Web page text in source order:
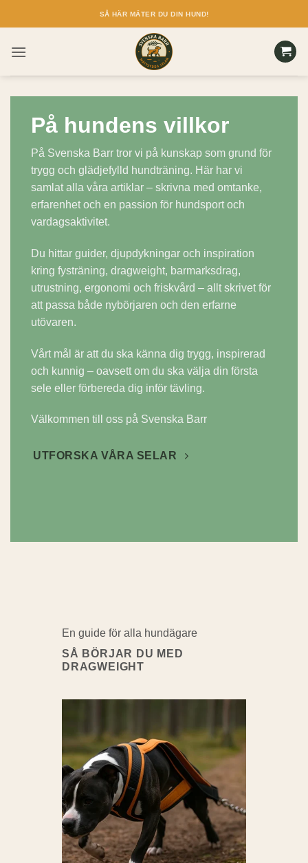
to
SÅ HÄR MÄTER DU DIN HUND!
På hundens villkor
På Svenska Barr tror vi på kunskap som grund för
trygg och glädjefylld hundträning. Här har vi
samlat alla våra artiklar – skrivna med omtanke,
erfarenhet och en passion för hundsport och
vardagsaktivitet.
Du hittar guider, djupdykningar och inspiration
kring fysträning, dragweight, barmarksdrag,
utrustning, ergonomi och friskvård – allt skrivet för
att passa både nybörjaren och den erfarne
utövaren.
Vårt mål är att du ska känna dig trygg, inspirerad
och kunnig – oavsett om du ska välja din första
sele eller förbereda dig inför tävling.
Välkommen till oss på Svenska Barr
UTFORSKA VÅRA SELAR
En guide för alla hundägare
SÅ BÖRJAR DU MED
DRAGWEIGHT